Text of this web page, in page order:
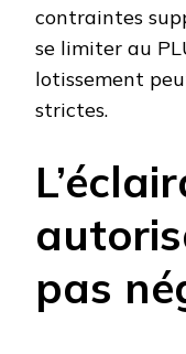
contraintes
se limiter au
lotissement
strictes.
pas